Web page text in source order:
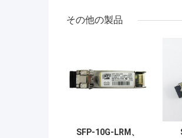
その他の製品
SFP-10G-LRM、